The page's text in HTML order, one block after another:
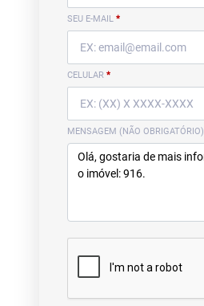
SEU E-MAIL *
CELULAR *
MENSAGEM (NÃO OBRIGATÓRIO)